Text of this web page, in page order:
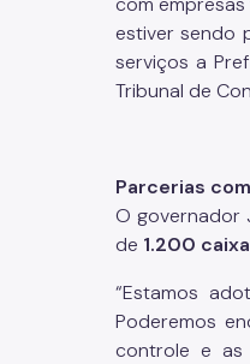
estiver sendo
serviços a
Tribunal de
Parcerias
O governador
de 1.200
“Estamos
Poderemos
controle e as